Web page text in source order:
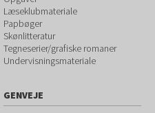
Læseklubmateriale
Papbøger
Skønlitteratur
Tegneserier/grafiske romaner
Undervisningsmateriale
GENVEJE